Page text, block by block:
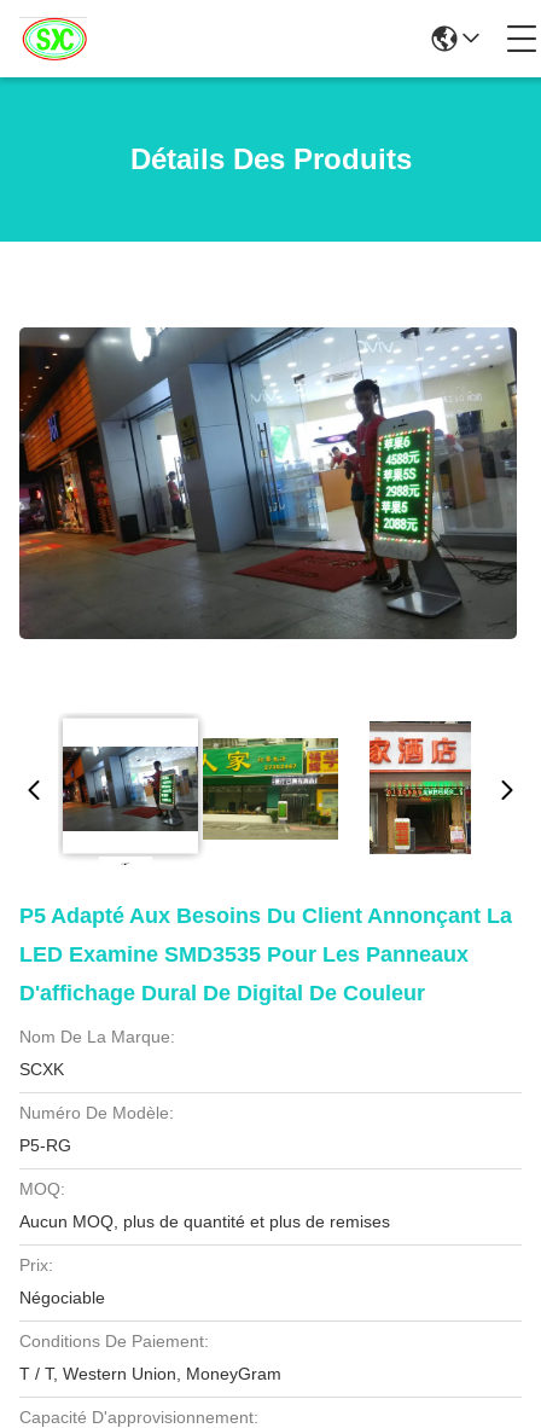
Détails Des Produits
P5 Adapté Aux Besoins Du Client Annonçant La
LED Examine SMD3535 Pour Les Panneaux
D'affichage Dural De Digital De Couleur
Nom De La Marque:
SCXK
Numéro De Modèle:
P5-RG
MOQ:
Aucun MOQ, plus de quantité et plus de remises
Prix:
Négociable
Conditions De Paiement:
T / T, Western Union, MoneyGram
Capacité D'approvisionnement: